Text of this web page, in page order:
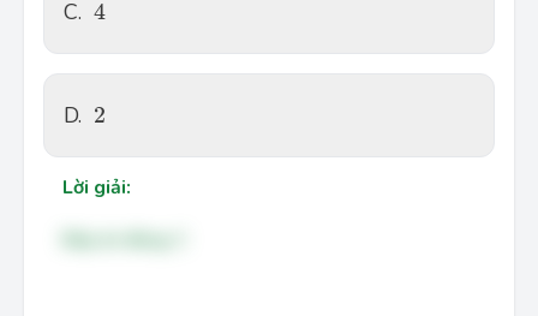
C. 4
D. 2
2
Lời giải: